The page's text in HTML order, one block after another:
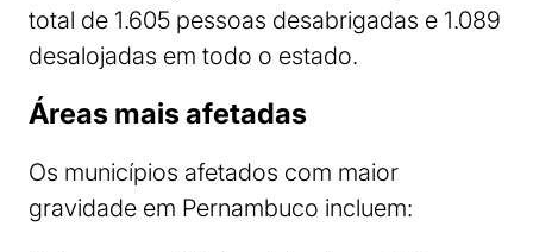
total de 1.605 pessoas desabrigadas e 1.089
desalojadas em todo o estado.
Áreas mais afetadas
Os municípios afetados com maior
gravidade em Pernambuco incluem: